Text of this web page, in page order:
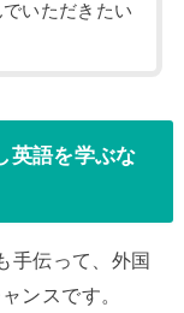
いただきたい
英語を学ぶな
手伝って、外国
ンスです。